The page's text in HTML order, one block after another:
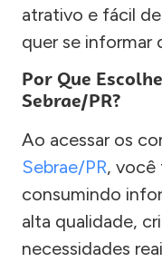
atrativo e fácil
quer se informar
Por Que
Sebrae/PR?
Ao acessar os
Sebrae/PR, você
consumindo
alta qualidade,
necessidades